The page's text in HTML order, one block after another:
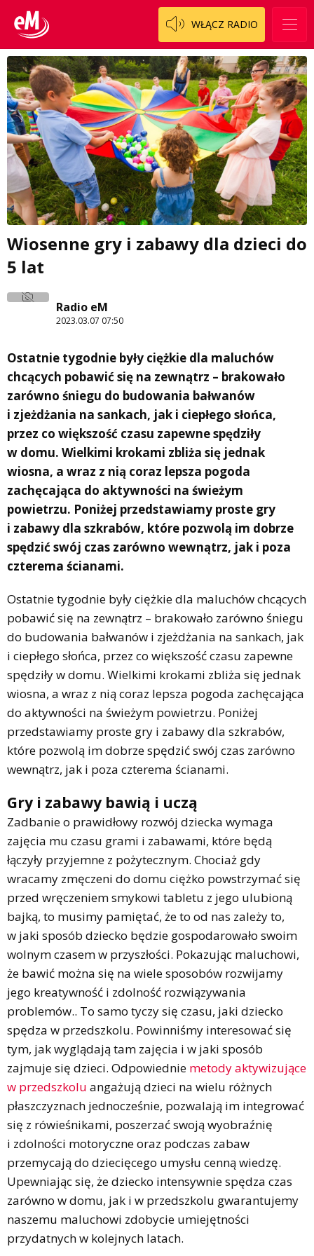
WŁĄCZ RADIO
Wiosenne gry i zabawy dla dzieci do
5 lat
Radio eM
2023.03.07 07:50
Ostatnie tygodnie były ciężkie dla maluchów
chcących pobawić się na zewnątrz – brakowało
zarówno śniegu do budowania bałwanów
i zjeżdżania na sankach, jak i ciepłego słońca,
przez co większość czasu zapewne spędziły
w domu. Wielkimi krokami zbliża się jednak
wiosna, a wraz z nią coraz lepsza pogoda
zachęcająca do aktywności na świeżym
powietrzu. Poniżej przedstawiamy proste gry
i zabawy dla szkrabów, które pozwolą im dobrze
spędzić swój czas zarówno wewnątrz, jak i poza
czterema ścianami.
Ostatnie tygodnie były ciężkie dla maluchów chcących
pobawić się na zewnątrz – brakowało zarówno śniegu
do budowania bałwanów i zjeżdżania na sankach, jak
i ciepłego słońca, przez co większość czasu zapewne
spędziły w domu. Wielkimi krokami zbliża się jednak
wiosna, a wraz z nią coraz lepsza pogoda zachęcająca
do aktywności na świeżym powietrzu. Poniżej
przedstawiamy proste gry i zabawy dla szkrabów,
które pozwolą im dobrze spędzić swój czas zarówno
wewnątrz, jak i poza czterema ścianami.
Gry i zabawy bawią i uczą
Zadbanie o prawidłowy rozwój dziecka wymaga
zajęcia mu czasu grami i zabawami, które będą
łączyły przyjemne z pożytecznym. Chociaż gdy
wracamy zmęczeni do domu ciężko powstrzymać się
przed wręczeniem smykowi tabletu z jego ulubioną
bajką, to musimy pamiętać, że to od nas zależy to,
w jaki sposób dziecko będzie gospodarowało swoim
wolnym czasem w przyszłości. Pokazując maluchowi,
że bawić można się na wiele sposobów rozwijamy
jego kreatywność i zdolność rozwiązywania
problemów.. To samo tyczy się czasu, jaki dziecko
spędza w przedszkolu. Powinniśmy interesować się
tym, jak wyglądają tam zajęcia i w jaki sposób
zajmuje się dzieci. Odpowiednie metody aktywizujące
w przedszkolu angażują dzieci na wielu różnych
płaszczyznach jednocześnie, pozwalają im integrować
się z rówieśnikami, poszerzać swoją wyobraźnię
i zdolności motoryczne oraz podczas zabaw
przemycają do dziecięcego umysłu cenną wiedzę.
Upewniając się, że dziecko intensywnie spędza czas
zarówno w domu, jak i w przedszkolu gwarantujemy
naszemu maluchowi zdobycie umiejętności
przydatnych w kolejnych latach.